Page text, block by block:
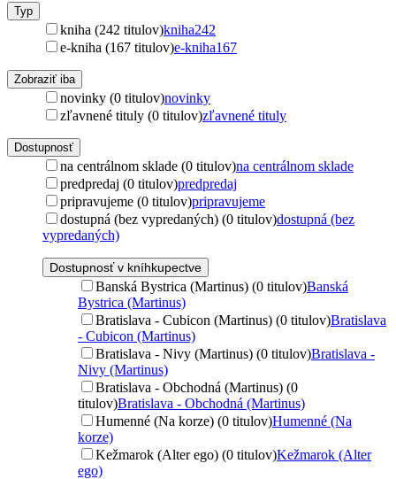
Typ
kniha (242 titulov)kniha242
e-kniha (167 titulov)e-kniha167
Zobraziť iba
novinky (0 titulov)novinky
zľavnené tituly (0 titulov)zľavnené tituly
Dostupnosť
na centrálnom sklade (0 titulov)na centrálnom sklade
predpredaj (0 titulov)predpredaj
pripravujeme (0 titulov)pripravujeme
dostupná (bez vypredaných) (0 titulov)dostupná (bez
vypredaných)
Dostupnosť v kníhkupectve
Banská Bystrica (Martinus) (0 titulov)Banská
Bystrica (Martinus)
Bratislava - Cubicon (Martinus) (0 titulov)Bratislava
- Cubicon (Martinus)
Bratislava - Nivy (Martinus) (0 titulov)Bratislava -
Nivy (Martinus)
Bratislava - Obchodná (Martinus) (0
titulov)Bratislava - Obchodná (Martinus)
Humenné (Na korze) (0 titulov)Humenné (Na
korze)
Kežmarok (Alter ego) (0 titulov)Kežmarok (Alter
ego)